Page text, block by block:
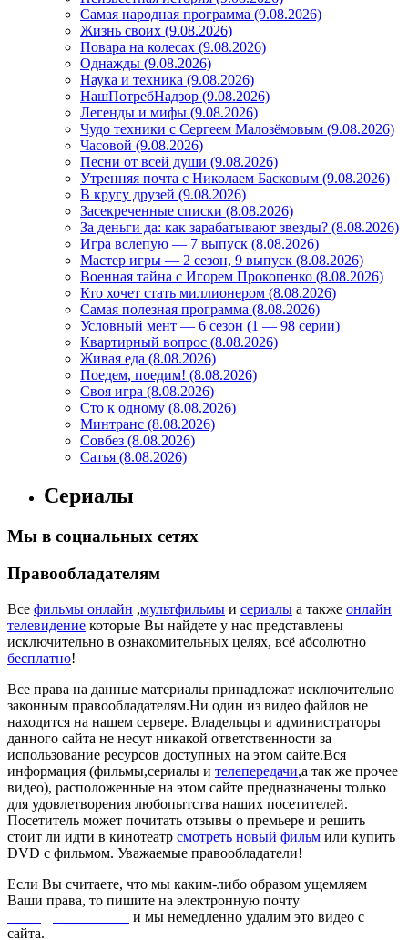
Самая народная программа (9.08.2026)
Жизнь своих (9.08.2026)
Повара на колесах (9.08.2026)
Однажды (9.08.2026)
Наука и техника (9.08.2026)
НашПотребНадзор (9.08.2026)
Легенды и мифы (9.08.2026)
Чудо техники с Сергеем Малозёмовым (9.08.2026)
Часовой (9.08.2026)
Песни от всей души (9.08.2026)
Утренняя почта с Николаем Басковым (9.08.2026)
В кругу друзей (9.08.2026)
Засекреченные списки (8.08.2026)
За деньги да: как зарабатывают звезды? (8.08.2026)
Игра вслепую — 7 выпуск (8.08.2026)
Мастер игры — 2 сезон, 9 выпуск (8.08.2026)
Военная тайна с Игорем Прокопенко (8.08.2026)
Кто хочет стать миллионером (8.08.2026)
Самая полезная программа (8.08.2026)
Условный мент — 6 сезон (1 — 98 серии)
Квартирный вопрос (8.08.2026)
Живая еда (8.08.2026)
Поедем, поедим! (8.08.2026)
Своя игра (8.08.2026)
Сто к одному (8.08.2026)
Минтранс (8.08.2026)
Совбез (8.08.2026)
Сатья (8.08.2026)
Сериалы
Мы в социальных сетях
Правообладателям
Все фильмы онлайн ,мультфильмы и сериалы а также онлайн
телевидение которые Вы найдете у нас представлены
исключительно в ознакомительных целях, всё абсолютно
бесплатно!
Все права на данные материалы принадлежат исключительно
законным правообладателям.Ни один из видео файлов не
находится на нашем сервере. Владельцы и администраторы
данного сайта не несут никакой ответственности за
использование ресурсов доступных на этом сайте.Вся
информация (фильмы,сериалы и телепередачи,а так же прочее
видео), расположенные на этом сайте предназначены только
для удовлетворения любопытства наших посетителей.
Посетитель может почитать отзывы о премьере и решить
стоит ли идти в кинотеатр смотреть новый фильм или купить
DVD с фильмом. Уважаемые правообладатели!
Если Вы считаете, что мы каким-либо образом ущемляем
Ваши права, то пишите на электронную почту
и мы немедленно удалим это видео с
сайта.